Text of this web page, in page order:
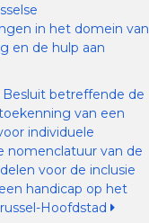
in het domein van
en de hulp aan
Besluit betreffende de
van een
individuele
nomenclatuur van de
voor de inclusie
handicap op het
Hoofdstad